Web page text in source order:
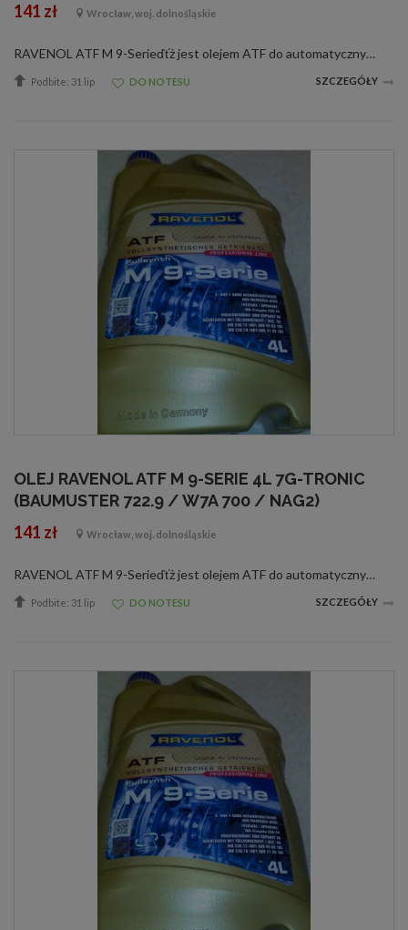
141 zł Wrocław, woj. dolnośląskie
RAVENOL ATF M 9-Serieďťż jest olejem ATF do automatycznych skrzyni biegów wyprodukowanym na bazie olejów hydrokrakowanych oraz PAO ze specjalnymi dodatkami oraz inhibitorami zapewniającymi idealne działanie automatycznych skrzyni biegów.RAVENOL ATF M 9...
Podbite: 31 lip DO NOTESU SZCZEGÓŁY
OLEJ RAVENOL ATF M 9-SERIE 4L 7G-TRONIC
(BAUMUSTER 722.9 / W7A 700 / NAG2)
141 zł Wrocław, woj. dolnośląskie
RAVENOL ATF M 9-Serieďťż jest olejem ATF do automatycznych skrzyni biegów wyprodukowanym na bazie olejów hydrokrakowanych oraz PAO ze specjalnymi dodatkami oraz inhibitorami zapewniającymi idealne działanie automatycznych skrzyni biegów.RAVENOL ATF M 9...
Podbite: 31 lip DO NOTESU SZCZEGÓŁY